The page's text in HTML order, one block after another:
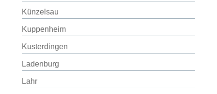
Künzelsau
Kuppenheim
Kusterdingen
Ladenburg
Lahr